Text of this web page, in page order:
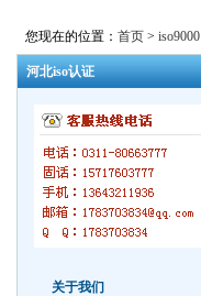
您现在的位置： 首页 > iso9000
河北iso认证
关于我们